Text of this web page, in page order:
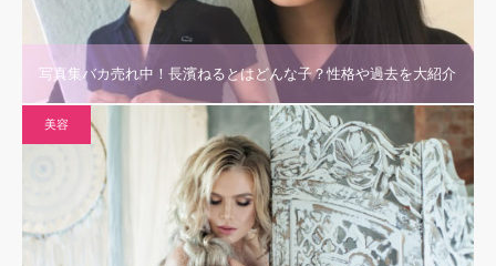
写真集バカ売れ中！長濱ねるとはどんな子？性格や過去を大紹介
美容